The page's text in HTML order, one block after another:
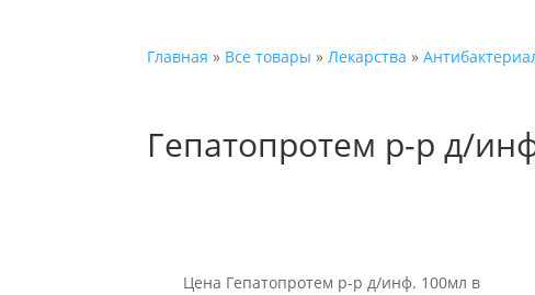
Главная » Все товары » Лекарства »
Гепатопротем р-р д/
Цена Гепатопротем р-р д/инф. 100мл в